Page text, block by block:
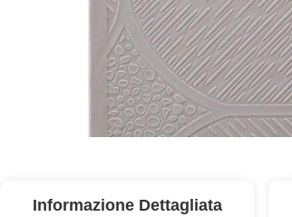
Informazione Dettagliata